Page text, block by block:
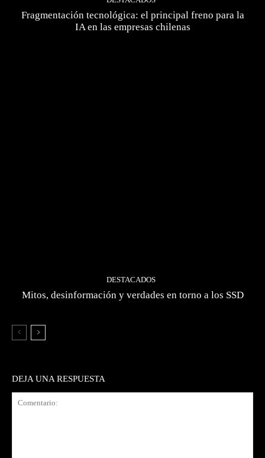
Fragmentación tecnológica: el principal freno para la
IA en las empresas chilenas
DESTACADOS
Mitos, desinformación y verdades en torno a los SSD
DEJA UNA RESPUESTA